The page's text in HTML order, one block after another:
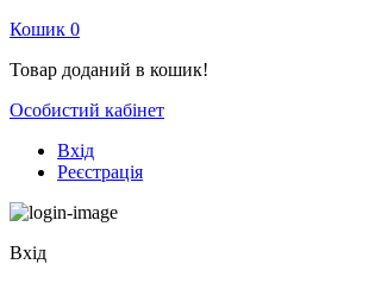
Кошик 0
Товар доданий в кошик!
Особистий кабінет
Вхід
Реєстрація
Вхід